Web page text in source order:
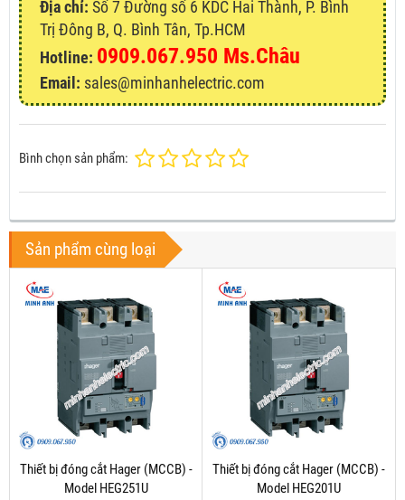
Địa chỉ: Số 7 Đường số 6 KDC Hai Thành, P. Bình
Trị Đông B, Q. Bình Tân, Tp.HCM
Hotline: 0909.067.950 Ms.Châu
Email: sales@minhanhelectric.com
Bình chọn sản phẩm:
Sản phẩm cùng loại
Thiết bị đóng cắt Hager (MCCB) -
Model HEG251U
Thiết bị đóng cắt Hager (MCCB) -
Model HEG201U